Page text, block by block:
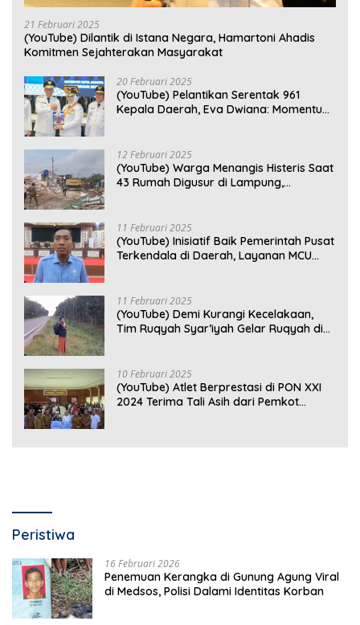
21 Februari 2025
(YouTube) Dilantik di Istana Negara, Hamartoni Ahadis
Komitmen Sejahterakan Masyarakat
20 Februari 2025
(YouTube) Pelantikan Serentak 961
Kepala Daerah, Eva Dwiana: Momentum
12 Februari 2025
(YouTube) Warga Menangis Histeris Saat
43 Rumah Digusur di Lampung,
11 Februari 2025
(YouTube) Inisiatif Baik Pemerintah Pusat
Terkendala di Daerah, Layanan MCU
11 Februari 2025
(YouTube) Demi Kurangi Kecelakaan,
Tim Ruqyah Syar’iyah Gelar Ruqyah di
10 Februari 2025
(YouTube) Atlet Berprestasi di PON XXI
2024 Terima Tali Asih dari Pemkot
Peristiwa
16 Februari 2026
Penemuan Kerangka di Gunung Agung Viral
di Medsos, Polisi Dalami Identitas Korban